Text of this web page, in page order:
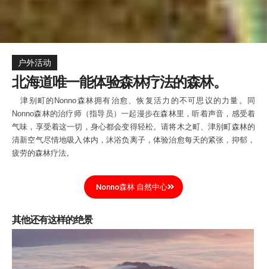
户外活动
北海道唯一能体验森林疗法的森林。
津别町的Nonno森林拥有治愈、恢复活力的不可思议的力量。同
Nonno森林的治疗师（指导员）一起漫步在森林里，听着声音，感受着
气味，享受着这一切，身心都会变得轻松。请将木之町、津别町森林的
清新空气尽情地吸入体内，沐浴负离子，体验治愈每天的紧张，抑郁，
疲劳的森林疗法。
Nonno森林 自然中心
其他还有这样的绝景